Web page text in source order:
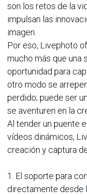
son los retos de la
impulsan las
imagen.
Por eso, Livephoto
mucho más que una
oportunidad para
otro modo se
perdido; puede ser
se aventuren en la
Al tender un puente
vídeos dinámicos,
creación y captura
1. El soporte para
directamente desde